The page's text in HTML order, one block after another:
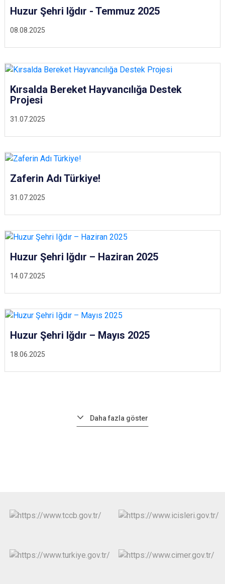
08.08.2025
Huzur Şehri Iğdır - Temmuz 2025
31.07.2025
Kırsalda Bereket Hayvancılığa Destek
Projesi
31.07.2025
Zaferin Adı Türkiye!
14.07.2025
Huzur Şehri Iğdır – Haziran 2025
18.06.2025
Huzur Şehri Iğdır – Mayıs 2025
Daha fazla göster